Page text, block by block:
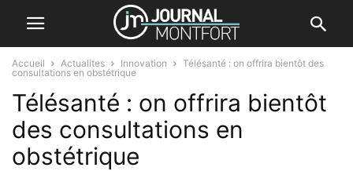
Accueil Actualites Innovation
Télésanté : on offrira bientôt des
consultations en obstétrique
Télésanté : on offrira bientôt
des consultations en
obstétrique